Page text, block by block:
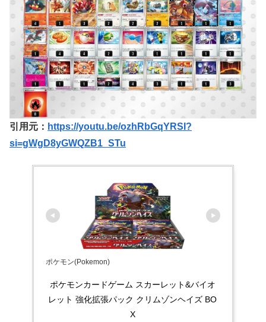
引用元： https://youtu.be/ozhRbGqYRSI?
si=gWgD8yGWQZB1_STu
ポケモン(Pokemon)
ポケモンカードゲーム スカーレット&バイオ
レット 強化拡張パック クリムゾンヘイズ BO
X